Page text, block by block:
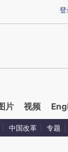
结而成，可能与原
登
片 视频
中国改革 专题